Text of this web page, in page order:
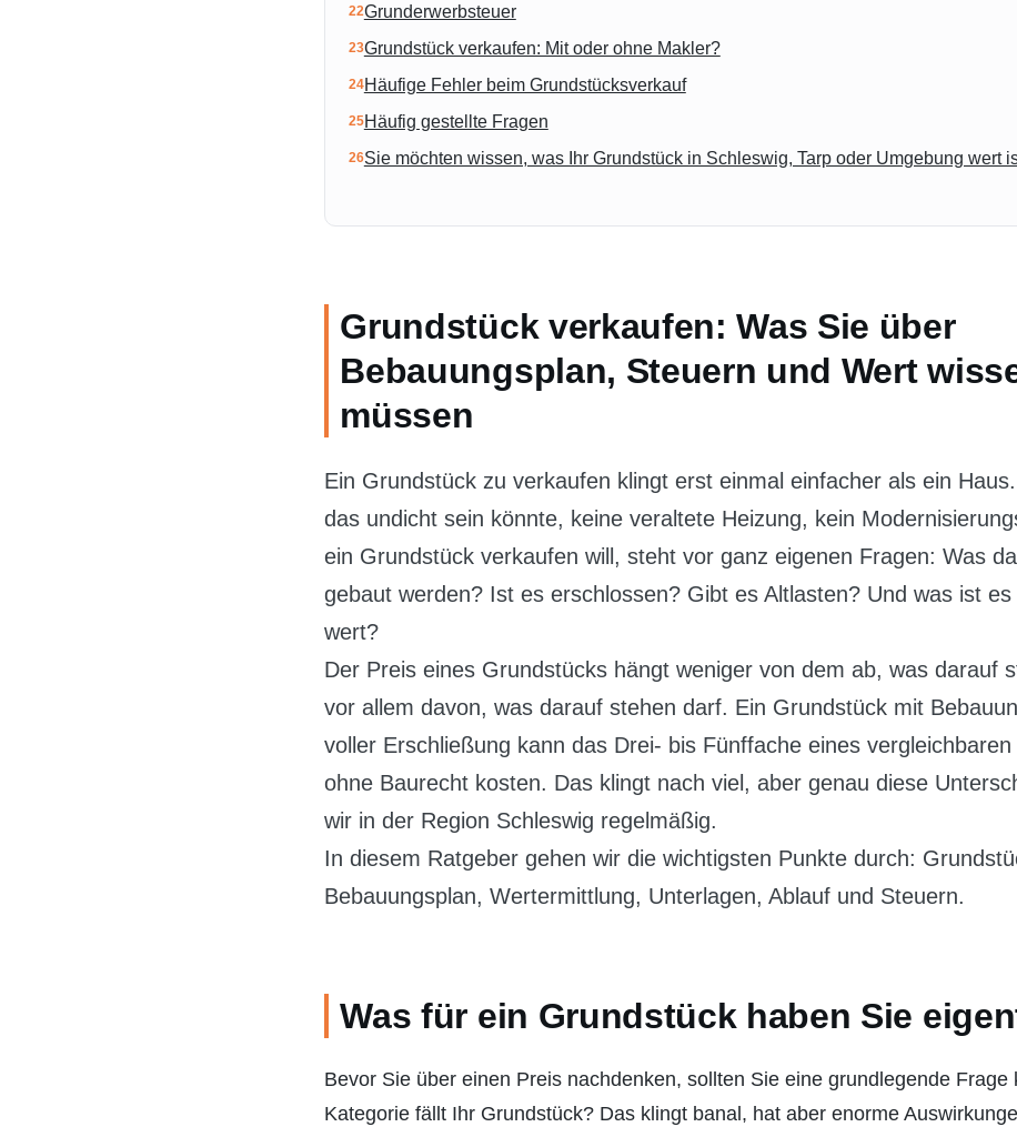
Grunderwerbsteuer
Grundstück verkaufen: Mit oder ohne Makler?
Häufige Fehler beim Grundstücksverkauf
Häufig gestellte Fragen
Sie möchten wissen, was Ihr Grundstück in Schleswig, Tarp oder Umgebung wert
Grundstück verkaufen: Was Sie über
Bebauungsplan, Steuern und Wert
müssen
Ein Grundstück zu verkaufen klingt erst einmal einfacher als ein
das undicht sein könnte, keine veraltete Heizung, kein
ein Grundstück verkaufen will, steht vor ganz eigenen Fragen: Was
gebaut werden? Ist es erschlossen? Gibt es Altlasten? Und was ist
wert?
Der Preis eines Grundstücks hängt weniger von dem ab, was darauf
vor allem davon, was darauf stehen darf. Ein Grundstück mit
voller Erschließung kann das Drei- bis Fünffache eines
ohne Baurecht kosten. Das klingt nach viel, aber genau diese
wir in der Region Schleswig regelmäßig.
In diesem Ratgeber gehen wir die wichtigsten Punkte durch:
Bebauungsplan, Wertermittlung, Unterlagen, Ablauf und Steuern.
Was für ein Grundstück haben Sie
Bevor Sie über einen Preis nachdenken, sollten Sie eine grundlegende Frage
Kategorie fällt Ihr Grundstück? Das klingt banal, hat aber enorme